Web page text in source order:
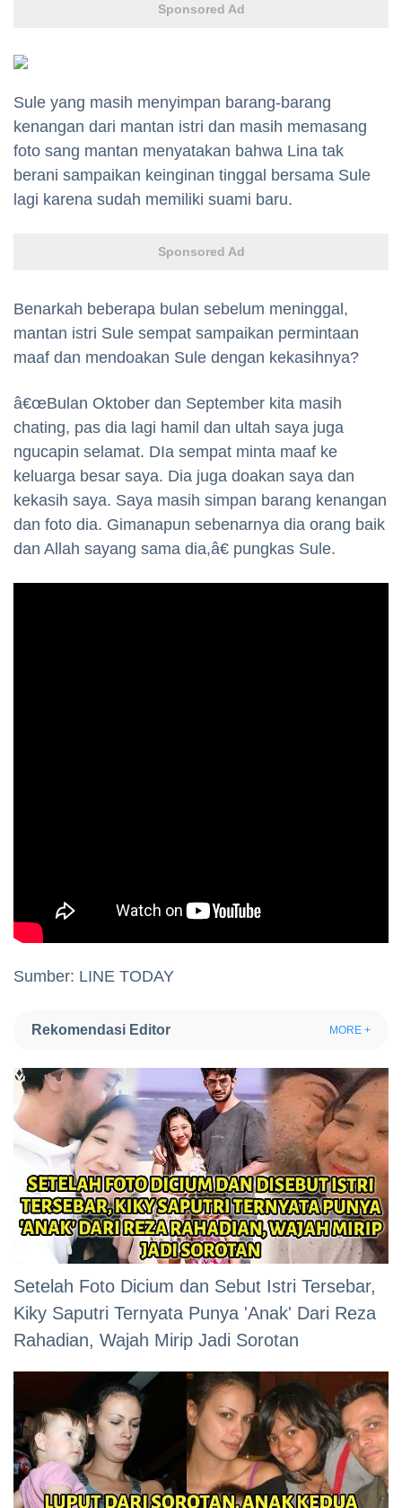
Sponsored Ad
Sule yang masih menyimpan barang-barang
kenangan dari mantan istri dan masih memasang
foto sang mantan menyatakan bahwa Lina tak
berani sampaikan keinginan tinggal bersama Sule
lagi karena sudah memiliki suami baru.
Sponsored Ad
Benarkah beberapa bulan sebelum meninggal,
mantan istri Sule sempat sampaikan permintaan
maaf dan mendoakan Sule dengan kekasihnya?
â€œBulan Oktober dan September kita masih
chating, pas dia lagi hamil dan ultah saya juga
ngucapin selamat. DIa sempat minta maaf ke
keluarga besar saya. Dia juga doakan saya dan
kekasih saya. Saya masih simpan barang kenangan
dan foto dia. Gimanapun sebenarnya dia orang baik
dan Allah sayang sama dia,â€ pungkas Sule.
Sumber: LINE TODAY
Rekomendasi Editor MORE +
Setelah Foto Dicium dan Sebut Istri Tersebar,
Kiky Saputri Ternyata Punya 'Anak' Dari Reza
Rahadian, Wajah Mirip Jadi Sorotan